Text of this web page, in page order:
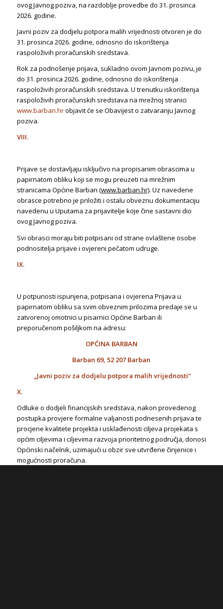
ovog Javnog poziva, na razdoblje provedbe do 31. prosinca
2026. godine.
Javni poziv za dodjelu potpora malih vrijednosti otvoren je do
31. prosinca 2026. godine, odnosno do iskorištenja
raspoloživih proračunskih sredstava.
Rok za podnošenje prijava, sukladno ovom Javnom pozivu, je
do 31. prosinca 2026. godine, odnosno do iskorištenja
raspoloživih proračunskih sredstava. U trenutku iskorištenja
raspoloživih proračunskih sredstava na mrežnoj stranici
www.barban.hrobjavit će se Obavijest o zatvaranju Javnog
poziva.
VIII.
Prijave se dostavljaju isključivo na propisanim obrascima u
papirnatom obliku koji se mogu preuzeti na mrežnim
stranicama Općine Barban (www.barban.hr). Uz navedene
obrasce potrebno je priložiti i ostalu obveznu dokumentaciju
navedenu u Uputama za prijavitelje koje čine sastavni dio
ovog Javnog poziva.
Svi obrasci moraju biti potpisani od strane ovlaštene osobe
podnositelja prijave i ovjereni pečatom udruge.
IX.
U potpunosti ispunjena, potpisana i ovjerena Prijava u
papirnatom obliku sa svim obveznim prilozima predaje se u
zatvorenoj omotnici u pisarnici Općine Barban ili
preporučenom pošiljkom na adresu:
OPĆINA BARBAN
Barban 69, 52 207 Barban
„Javni poziv za dodjelu potpora malih vrijednosti“
X.
Odluke o dodjeli financijskih sredstava, nakon provedenog
postupka provjere formalne valjanosti podnesenih prijava te
procjene kvalitete projekta i usklađenosti ciljeva projekata s
općim ciljevima i ciljevima razvoja prioritetnog područja, donosi
Općinski načelnik, uzimajući u obzir sve utvrđene činjenice i
mogućnosti proračuna.